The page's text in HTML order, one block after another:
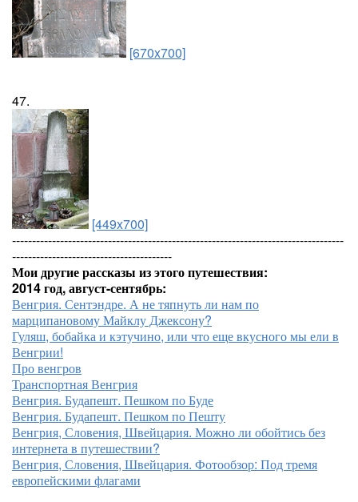
[670x700]
47.
[449x700]
-----------------------------------------------------------------------------------
----------------------------------------
Мои другие рассказы из этого путешествия:
2014 год, август-сентябрь:
Венгрия. Сентэндре. А не тяпнуть ли нам по
марципановому Майклу Джексону?
Гуляш, бобайка и кэтучино, или что еще вкусного мы ели в
Венгрии!
Про венгров
Транспортная Венгрия
Венгрия. Будапешт. Пешком по Буде
Венгрия. Будапешт. Пешком по Пешту
Венгрия, Словения, Швейцария. Можно ли обойтись без
интернета в путешествии?
Венгрия, Словения, Швейцария. Фотообзор: Под тремя
европейскими флагами